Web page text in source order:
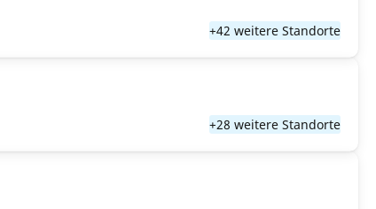
+42 weitere Standorte
+28 weitere Standorte